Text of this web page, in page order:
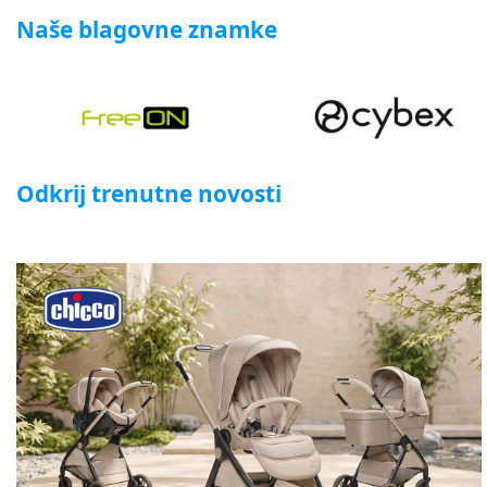
Naše blagovne znamke
Odkrij trenutne novosti